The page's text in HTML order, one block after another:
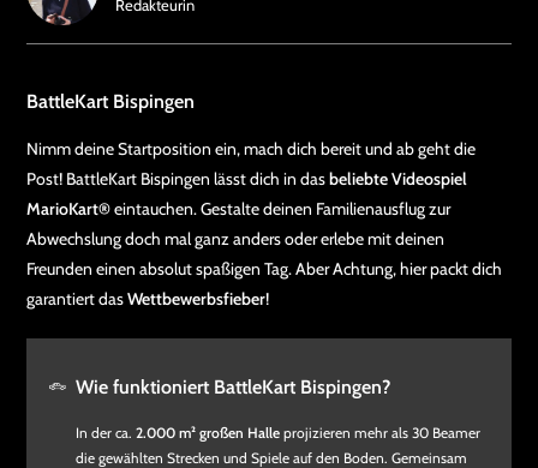
BattleKart Bispingen
Nimm deine Startposition ein, mach dich bereit und ab geht die
Post! BattleKart Bispingen lässt dich in dasbeliebte Videospiel
MarioKart®eintauchen. Gestalte deinen Familienausflug zur
Abwechslung doch mal ganz anders oder erlebe mit deinen
Freunden einen absolut spaßigen Tag. Aber Achtung, hier packt dich
garantiert dasWettbewerbsfieber!
Wie funktioniert BattleKart Bispingen?
In der ca. 2.000 m² großen Halle projizieren mehr als 30 Beamer
die gewählten Strecken und Spiele auf den Boden. Gemeinsam
Redakteurin